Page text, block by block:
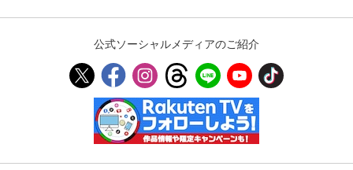
会員情報
基本情報、本人連絡先、パスワード 、クレ
ジットカード情報の変更が可能です。
決済方法変更 決済方法の変更が可能です。
公式ソーシャルメディアのご紹介